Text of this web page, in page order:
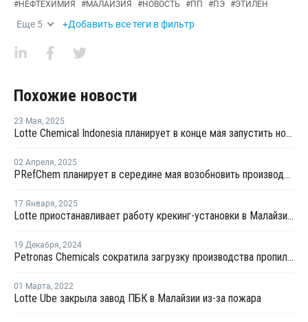
#НЕФТЕХИМИЯ #МАЛАЙЗИЯ #НОВОСТЬ #ПП #ПЭ #ЭТИЛЕН
Еще 5 +Добавить все теги в фильтр
Похожие новости
23 Мая, 2025
Lotte Chemical Indonesia планирует в конце мая запустить новый завод по производству бутадиена
02 Апреля, 2025
PRefChem планирует в середине мая возобновить производство на крекинг-установке в Малайзии
17 Января, 2025
Lotte приостанавливает работу крекинг-установки в Малайзии на фоне убытков
19 Декабря, 2024
Petronas Chemicals сократила загрузку производства пропилена в Малайзии
01 Марта, 2022
Lotte Ube закрыла завод ПБК в Малайзии из-за пожара